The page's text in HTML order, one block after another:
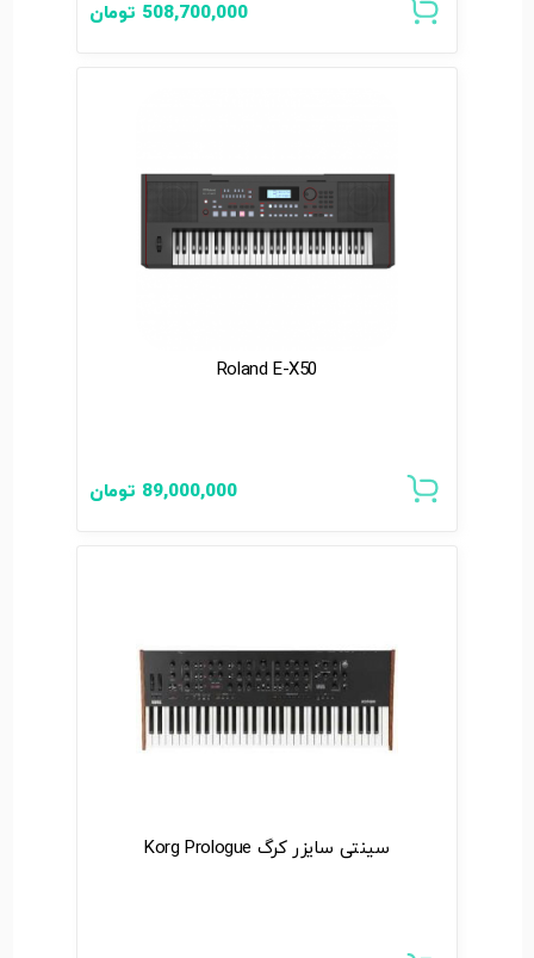
508,700,000 تومان
Roland E-X50
89,000,000 تومان
سینتی سایزر کرگ Korg Prologue